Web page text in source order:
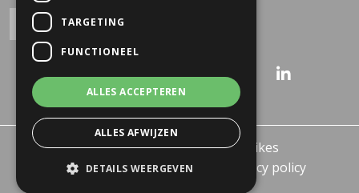
© 2026 - Dekkers Business Bikes
Algemene voorwaarden
Privacy policy
TARGETING
FUNCTIONEEL
ALLES ACCEPTEREN
ALLES AFWIJZEN
DETAILS WEERGEVEN